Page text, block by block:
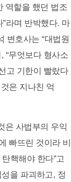
역할을 했던 법조
라며 반박했다. 마
변호사는 “대법원
“무엇보다 형사소
고 기한이 빨랐다
은 지나친 억
은 사법부의 우익
빠뜨린 것이라 비
핵해야 한다”고
을 파괴하고, 정